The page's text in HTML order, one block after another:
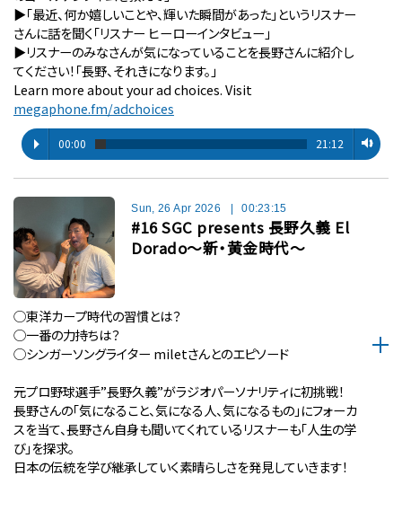
▶︎「最近、何か嬉しいことや、輝いた瞬間があった」というリスナー
さんに話を聞く「リスナー ヒーローインタビュー」
▶︎リスナーのみなさんが気になっていることを長野さんに紹介し
てください！「長野、それきになります。」
Learn more about your ad choices. Visit
megaphone.fm/adchoices
00:00 21:12
Sun, 26 Apr 2026 00:23:15
#16 SGC presents 長野久義 El
Dorado〜新・黄金時代〜
◯東洋カープ時代の習慣とは？
◯一番の力持ちは？
◯シンガーソングライター miletさんとのエピソード
元プロ野球選手”長野久義”がラジオパーソナリティに初挑戦！
長野さんの「気になること、気になる人、気になるもの」にフォーカ
スを当て、長野さん自身も聞いてくれているリスナーも「人生の学
び」を探求。
日本の伝統を学び継承していく素晴らしさを発見していきます！